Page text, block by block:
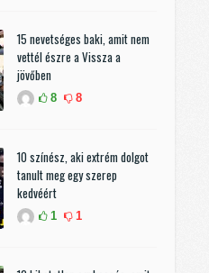
15 nevetséges baki, amit nem
vettél észre a Vissza a
jövőben
8 8
10 színész, aki extrém dolgot
tanult meg egy szerep
kedvéért
1 1